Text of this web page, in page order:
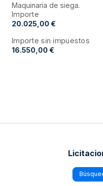
Maquinaria de siega.
Importe
20.025,00 €
Importe sin impuestos
16.550,00 €